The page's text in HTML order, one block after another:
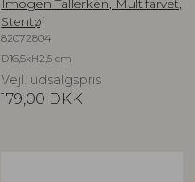
Imogen Tallerken, Multifarvet,
Stentøj
82072804
D16,5xH2,5 cm
Vejl. udsalgspris
179,00 DKK